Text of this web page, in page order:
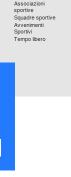
Associazioni
sportive
Squadre sportive
Avvenimenti
Sportivi
Tempo libero